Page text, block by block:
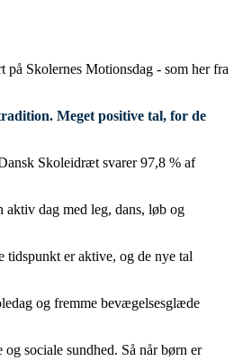
Skolernes Motionsdag - som her fra
Meget positive tal, for de
Skoleidræt svarer 97,8 % af
dag med leg, dans, løb og
tidspunkt er aktive, og de nye tal
og fremme bevægelsesglæde
sociale sundhed. Så når børn er